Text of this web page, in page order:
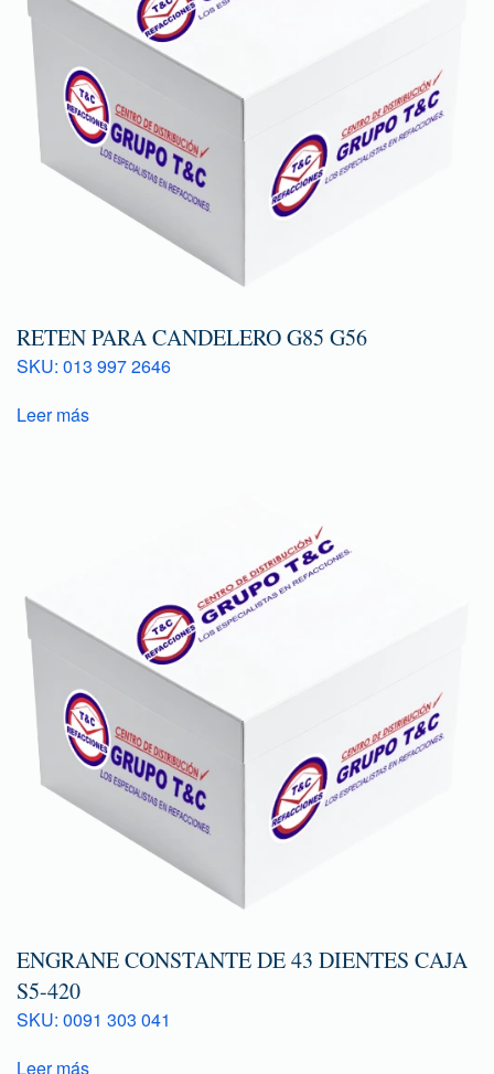
RETEN PARA CANDELERO G85 G56
SKU: 013 997 2646
Leer más
ENGRANE CONSTANTE DE 43 DIENTES CAJA
S5-420
SKU: 0091 303 041
Leer más